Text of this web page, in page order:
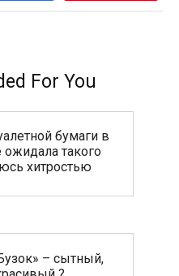
For You
бумаги в
ожидала такого
хитростью
– сытный,